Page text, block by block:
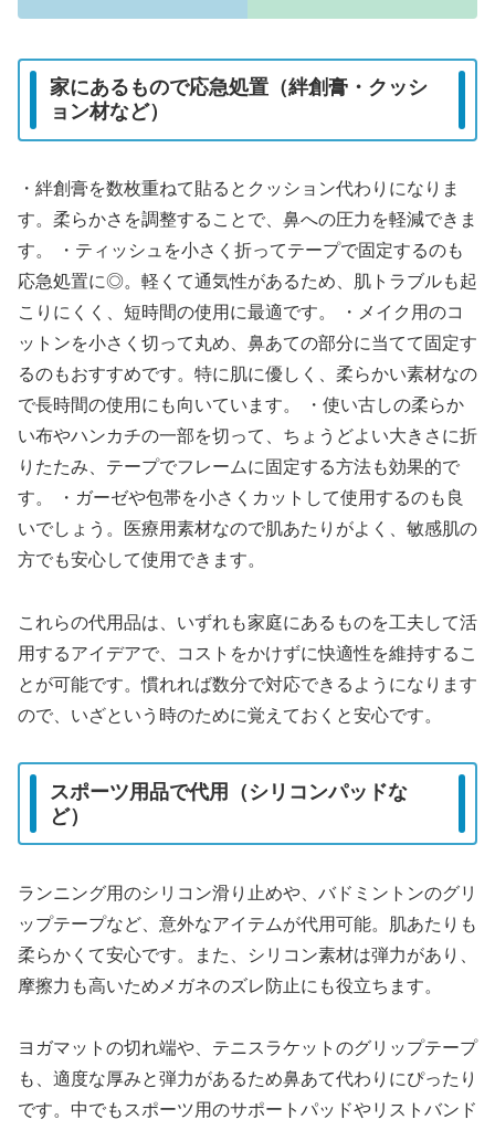
家にあるもので応急処置（絆創膏・クッシ
ョン材など）
・絆創膏を数枚重ねて貼るとクッション代わりになりま
す。柔らかさを調整することで、鼻への圧力を軽減できま
す。 ・ティッシュを小さく折ってテープで固定するのも
応急処置に◎。軽くて通気性があるため、肌トラブルも起
こりにくく、短時間の使用に最適です。 ・メイク用のコ
ットンを小さく切って丸め、鼻あての部分に当てて固定す
るのもおすすめです。特に肌に優しく、柔らかい素材なの
で長時間の使用にも向いています。 ・使い古しの柔らか
い布やハンカチの一部を切って、ちょうどよい大きさに折
りたたみ、テープでフレームに固定する方法も効果的で
す。 ・ガーゼや包帯を小さくカットして使用するのも良
いでしょう。医療用素材なので肌あたりがよく、敏感肌の
方でも安心して使用できます。
これらの代用品は、いずれも家庭にあるものを工夫して活
用するアイデアで、コストをかけずに快適性を維持するこ
とが可能です。慣れれば数分で対応できるようになります
ので、いざという時のために覚えておくと安心です。
スポーツ用品で代用（シリコンパッドな
ど）
ランニング用のシリコン滑り止めや、バドミントンのグリ
ップテープなど、意外なアイテムが代用可能。肌あたりも
柔らかくて安心です。また、シリコン素材は弾力があり、
摩擦力も高いためメガネのズレ防止にも役立ちます。
ヨガマットの切れ端や、テニスラケットのグリップテープ
も、適度な厚みと弾力があるため鼻あて代わりにぴったり
です。中でもスポーツ用のサポートパッドやリストバンド